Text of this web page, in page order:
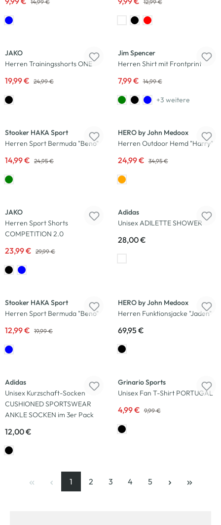
14,99 € 12,99 €
JAKO
Herren Trainingsshorts ONE
19,99 € 24,99 €
Jim Spencer
Herren Shirt mit Frontprint
7,99 € 14,99 €
+3 weitere
Stooker HAKA Sport
Herren Sport Bermuda "Beno"
14,99 € 24,95 €
HERO by John Medoox
Herren Outdoor Hemd "Harry"
24,99 € 34,95 €
JAKO
Herren Sport Shorts
COMPETITION 2.0
23,99 € 29,99 €
Adidas
Unisex ADILETTE SHOWER
28,00 €
Stooker HAKA Sport
Herren Sport Bermuda "Beno"
12,99 € 19,99 €
HERO by John Medoox
Herren Funktionsjacke "Jaden"
69,95 €
Adidas
Unisex Kurzschaft-Socken
CUSHIONED SPORTSWEAR
ANKLE SOCKEN im 3er Pack
12,00 €
Grinario Sports
Unisex Fan T-Shirt PORTUGAL
4,99 € 9,99 €
Seite
1
, aktuelle Seite
Seite
2
Seite
3
Seite
4
Seite
5